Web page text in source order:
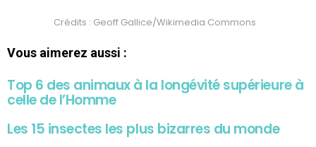
Crédits : Geoff Gallice/Wikimedia Commons
Vous aimerez aussi :
Top 6 des animaux à la longévité supérieure à
celle de l’Homme
Les 15 insectes les plus bizarres du monde